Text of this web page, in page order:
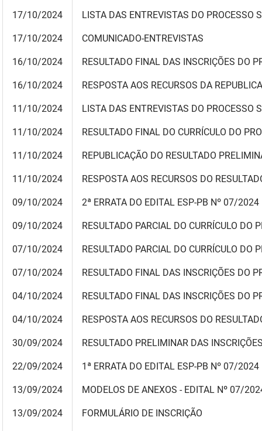
17/10/2024 LISTA DAS ENTREVISTAS DO PROCESSO
17/10/2024 COMUNICADO-ENTREVISTAS
16/10/2024 RESULTADO FINAL DAS INSCRIÇÕES DO
16/10/2024 RESPOSTA AOS RECURSOS DA
11/10/2024 LISTA DAS ENTREVISTAS DO PROCESSO
11/10/2024 RESULTADO FINAL DO CURRÍCULO DO
11/10/2024 REPUBLICAÇÃO DO RESULTADO
11/10/2024 RESPOSTA AOS RECURSOS DO
09/10/2024 2ª ERRATA DO EDITAL ESP-PB Nº 07/2024
09/10/2024 RESULTADO PARCIAL DO CURRÍCULO DO
07/10/2024 RESULTADO PARCIAL DO CURRÍCULO DO
07/10/2024 RESULTADO FINAL DAS INSCRIÇÕES DO
04/10/2024 RESULTADO FINAL DAS INSCRIÇÕES DO
04/10/2024 RESPOSTA AOS RECURSOS DO
30/09/2024 RESULTADO PRELIMINAR DAS
22/09/2024 1ª ERRATA DO EDITAL ESP-PB Nº 07/2024
13/09/2024 MODELOS DE ANEXOS - EDITAL Nº 07/
13/09/2024 FORMULÁRIO DE INSCRIÇÃO